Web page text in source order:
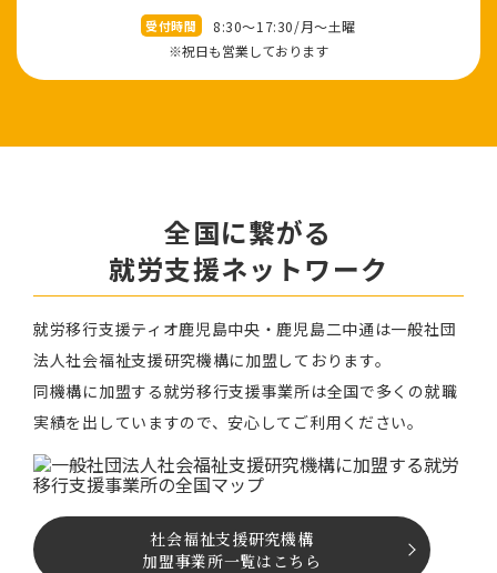
受付時間
8:30～17:30/⽉〜⼟曜
※祝⽇も営業しております
全国に繋がる
就労⽀援ネットワーク
就労移⾏⽀援ティオ⿅児島中央・鹿児島二中通は⼀般社団
法⼈社会福祉⽀援研究機構に加盟しております。
同機構に加盟する就労移⾏⽀援事業所は全国で多くの就職
実績を出していますので、安⼼してご利⽤ください。
社会福祉⽀援研究機構
加盟事業所一覧はこちら